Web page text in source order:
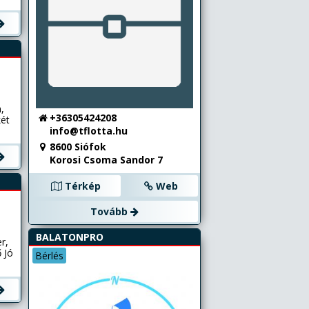
+36305424208
info@tflotta.hu
8600 Siófok
Korosi Csoma Sandor 7
Térkép
Web
Tovább
BALATONPRO
Bérlés